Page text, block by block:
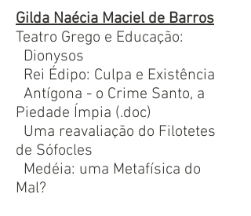
Gilda Naécia Maciel de Barros
Teatro Grego e Educação:
Dionysos
Rei Édipo: Culpa e Existência
Antígona - o Crime Santo, a
Piedade Ímpia (.doc)
Uma reavaliação do Filotetes
de Sófocles
Medéia: uma Metafísica do
Mal?